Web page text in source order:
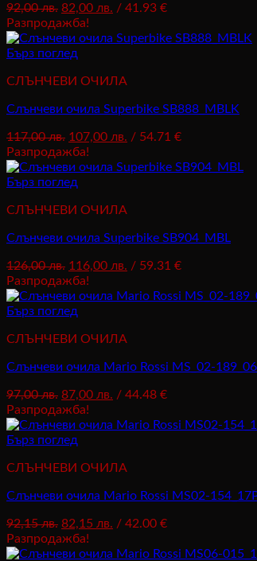
92,00лв. Original
price
was:
92,00 лв..
82,00 лв. Текущата
е:
/ 41.93 €
Разпродажба!
Бърз поглед
СЛЪНЧЕВИ ОЧИЛА
Слънчеви очила Superbike SB888_MBLK
117,00лв. Original
price
was:
117,00 лв..
107,00 лв. Текущата
е:
/ 54.71 €
Разпродажба!
Бърз поглед
СЛЪНЧЕВИ ОЧИЛА
Слънчеви очила Superbike SB904_MBL
126,00лв. Original
price
was:
126,00 лв..
116,00 лв. Текущата
е:
/ 59.31 €
Разпродажба!
Бърз поглед
СЛЪНЧЕВИ ОЧИЛА
Слънчеви очила Mario Rossi MS_02-
97,00лв. Original
price
was:
97,00 лв..
87,00 лв. Текущата
е:
/ 44.48 €
Разпродажба!
Бърз поглед
СЛЪНЧЕВИ ОЧИЛА
Слънчеви очила Mario Rossi MS02-
92,15лв. Original
price
was:
82,15 лв. Текущата
е:
/ 42.00 €
Разпродажба!